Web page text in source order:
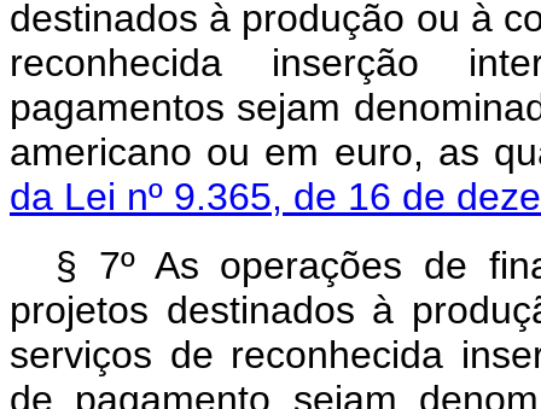
destinados à produção ou à
reconhecida inserção
pagamentos sejam
americano ou em euro, as
da Lei nº 9.365, de 16 de
§ 7º As operações de
projetos destinados à
serviços de reconhecida
de pagamento sejam